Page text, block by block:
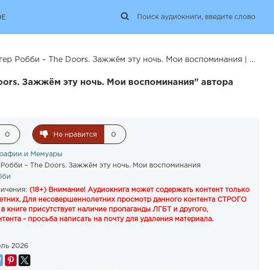
Робби – The Doors. Зажжём эту ночь. Мои воспоминания | 26534
Зажжём эту ночь. Мои воспоминания" автора
0 Не нравится 0
и Мемуары
Робби – The Doors. Зажжём эту ночь. Мои воспоминания
(18+) Внимание! Аудиокнига может содержать контент только
Для несовершеннолетних просмотр данного контента СТРОГО
присутствует наличие пропаганды ЛГБТ и другого,
- просьба написать на почту для удаления материала.
2026